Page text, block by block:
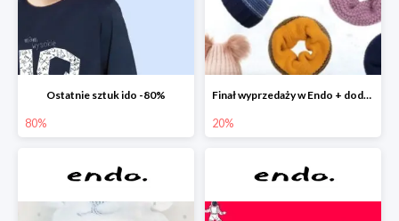
Ostatnie sztuk ido -80%
80%
Finał wyprzedaży w Endo + dodatkowe 2% rabatu
20%